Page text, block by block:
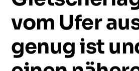
vom Ufer
genugist